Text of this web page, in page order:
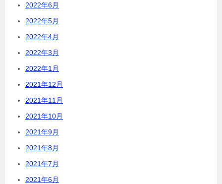
2022年6月
2022年5月
2022年4月
2022年3月
2022年1月
2021年12月
2021年11月
2021年10月
2021年9月
2021年8月
2021年7月
2021年6月